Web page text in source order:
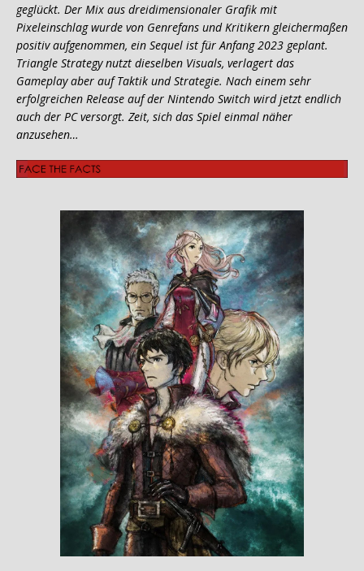
geglückt. Der Mix aus dreidimensionaler Grafik mit
Pixeleinschlag wurde von Genrefans und Kritikern gleichermaßen
positiv aufgenommen, ein Sequel ist für Anfang 2023 geplant.
Triangle Strategy nutzt dieselben Visuals, verlagert das
Gameplay aber auf Taktik und Strategie. Nach einem sehr
erfolgreichen Release auf der Nintendo Switch wird jetzt endlich
auch der PC versorgt. Zeit, sich das Spiel einmal näher
anzusehen…